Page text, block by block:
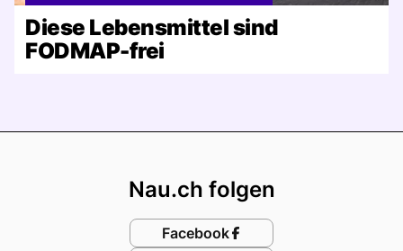
Diese Lebensmittel sind
FODMAP-frei
Nau.ch folgen
Facebook